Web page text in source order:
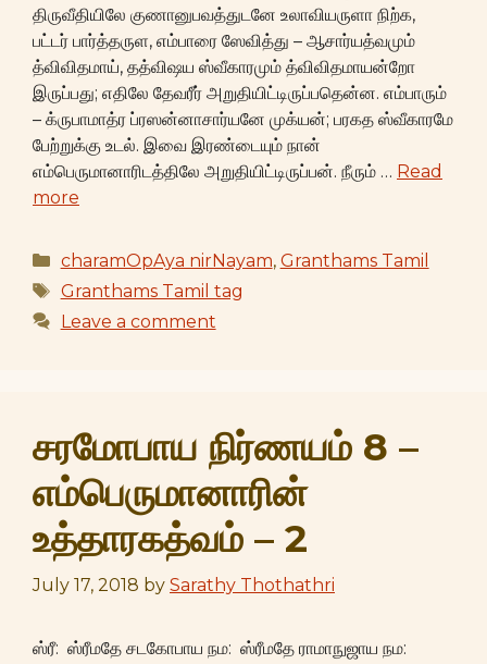
திருவீதியிலே குணானுபவத்துடனே உலாவியருளா நிற்க,
பட்டர் பார்த்தருள, எம்பாரை ஸேவித்து – ஆசார்யத்வமும்
த்விவிதமாய், தத்விஷய ஸ்வீகாரமும் த்விவிதமாயன்றோ
இருப்பது; எதிலே தேவரீர் அறுதியிட்டிருப்பதென்ன. எம்பாரும்
– க்ருபாமாத்ர ப்ரஸன்னாசார்யனே முக்யன்; பரகத ஸ்வீகாரமே
பேற்றுக்கு உடல். இவை இரண்டையும் நான்
எம்பெருமானாரிடத்திலே அறுதியிட்டிருப்பன். நீரும் … Read
more
Categories
charamOpAya nirNayam, Granthams Tamil
Tags
Granthams Tamil tag
Leave a comment
சரமோபாய நிர்ணயம் 8 –
எம்பெருமானாரின்
உத்தாரகத்வம் – 2
July 17, 2018 by Sarathy Thothathri
ஸ்ரீ: ஸ்ரீமதே சடகோபாய நம: ஸ்ரீமதே ராமாநுஜாய நம: